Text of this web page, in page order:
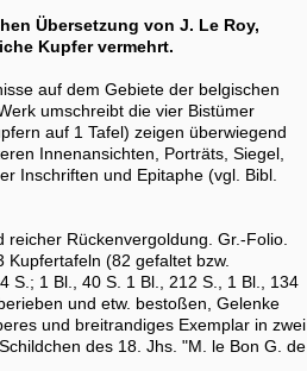
Übersetzung von J. Le Roy,
Kupfer vermehrt.
auf dem Gebiete der belgischen
umschreibt die vier Bistümer
auf 1 Tafel) zeigen überwiegend
Innenansichten, Porträts, Siegel,
Inschriften und Epitaphe (vgl. Bibl.
reicher Rückenvergoldung. Gr.-Folio.
Kupfertafeln (82 gefaltet bzw.
S.; 1 Bl., 40 S. 1 Bl., 212 S., 1 Bl., 134
und etw. bestoßen, Gelenke
und breitrandiges Exemplar in zwei
des 18. Jhs. "M. le Bon G. de